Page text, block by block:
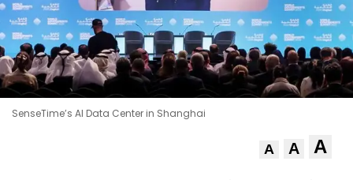
SenseTime’s AI Data Center in Shanghai
A A A